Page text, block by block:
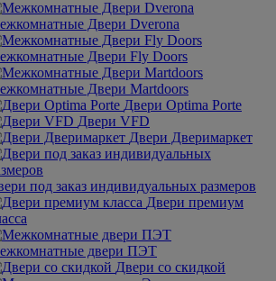
Двери Dverona
Двери Fly Doors
Двери Martdoors
Двери Optima Porte
Двери VFD
Двери Дверимаркет
под заказ индивидуальных размеров
Двери премиум
двери ПЭТ
Двери со скидкой